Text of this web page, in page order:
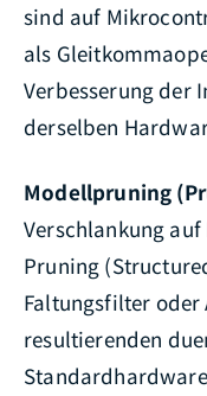
sind auf
als
Verbesserung der
derselben
Modellpruning
Verschlankung
Pruning
Faltungsfilter
resultierenden